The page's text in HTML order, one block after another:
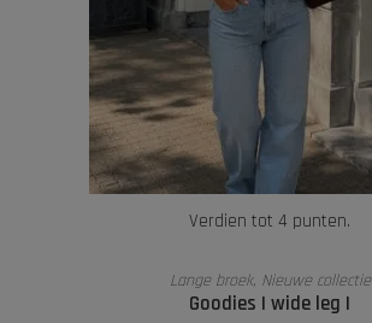
Verdien tot 4 punten.
OPTIES SELECTEREN
Lange broek, Nieuwe collectie
Goodies | wide leg |